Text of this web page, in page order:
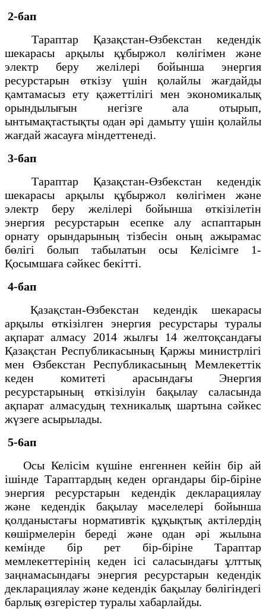
2-бап
Тараптар Қазақстан-Өзбекстан кедендік
шекарасы арқылы құбыржол көлігімен және
электр беру желілері бойынша энергия
ресурстарын өткізу үшін қолайлы жағдайды
қамтамасыз ету қажеттілігі мен экономикалық
орындылығын негізге ала отырып,
ынтымақтастықты одан әрі дамыту үшін қолайлы
жағдай жасауға міндеттенеді.
3-бап
Тараптар Қазақстан-Өзбекстан кедендік
шекарасы арқылы құбыржол көлігімен және
электр беру желілері бойынша өткізілетін
энергия ресурстарын есепке алу аспаптарын
орнату орындарының тізбесін оның ажырамас
бөлігі болып табылатын осы Келісімге 1-
Қосымшаға сәйкеc бекітті.
4-бап
Қазақстан-Өзбекстан кедендік шекарасы
арқылы өткізілген энергия ресурстары туралы
ақпарат алмасу 2014 жылғы 14 желтоқсандағы
Қазақстан Республикасының Қаржы министрлігі
мен Өзбекстан Республикасының Мемлекеттік
кеден комитеті арасындағы Энергия
ресурстарының өткізілуін бақылау саласында
ақпарат алмасудың техникалық шартына сәйкес
жүзеге асырылады.
5-6ап
Осы Келісім күшіне енгеннен кейін бір ай
ішінде Тараптардың кеден органдары бір-біріне
энергия ресурстарын кедендік декларациялау
және кедендік бақылау мәселелері бойынша
қолданыстағы нормативтік құқықтық актілердің
көшірмелерін береді және одан әрі жылына
кемінде бір рет бір-біріне Тараптар
мемлекеттерінің кеден ісі саласындағы ұлттық
заңнамасындағы энергия ресурстарын кедендік
декларациялау және кедендік бақылау бөлігіндегі
барлық өзгерістер туралы хабарлайды.